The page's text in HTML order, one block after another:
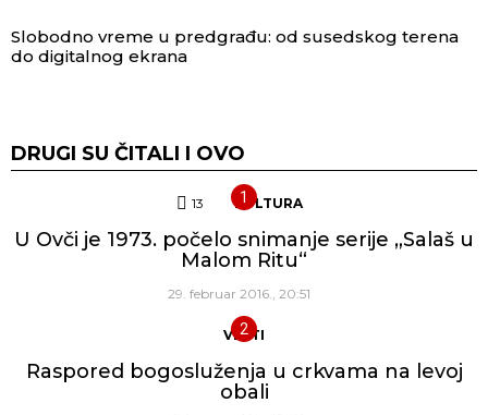
Slobodno vreme u predgrađu: od susedskog terena
do digitalnog ekrana
DRUGI SU ČITALI I OVO
13 Komentara
KULTURA
U Ovči je 1973. počelo snimanje serije „Salaš u
Malom Ritu“
29. februar 2016., 20:51
VESTI
Raspored bogosluženja u crkvama na levoj
obali